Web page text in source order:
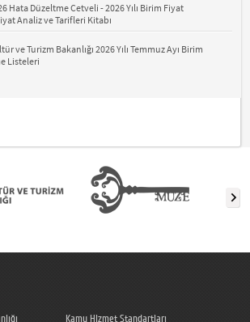
Hata Düzeltme Cetveli - 2026 Yılı Birim Fiyat
Analiz ve Tarifleri Kitabı
ve Turizm Bakanlığı 2026 Yılı Temmuz Ayı Birim
Listeleri
Kamu Hizmet Standartları